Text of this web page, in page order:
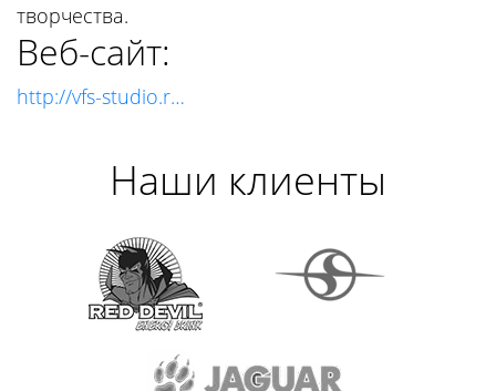
творчества.
Веб-сайт:
http://vfs-studio.r…
Наши клиенты